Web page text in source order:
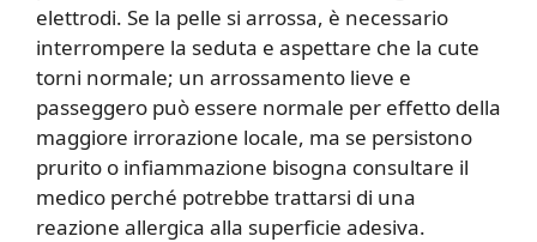
elettrodi. Se la pelle si arrossa, è necessario
interrompere la seduta e aspettare che la cute
torni normale; un arrossamento lieve e
passeggero può essere normale per effetto della
maggiore irrorazione locale, ma se persistono
prurito o infiammazione bisogna consultare il
medico perché potrebbe trattarsi di una
reazione allergica alla superficie adesiva.